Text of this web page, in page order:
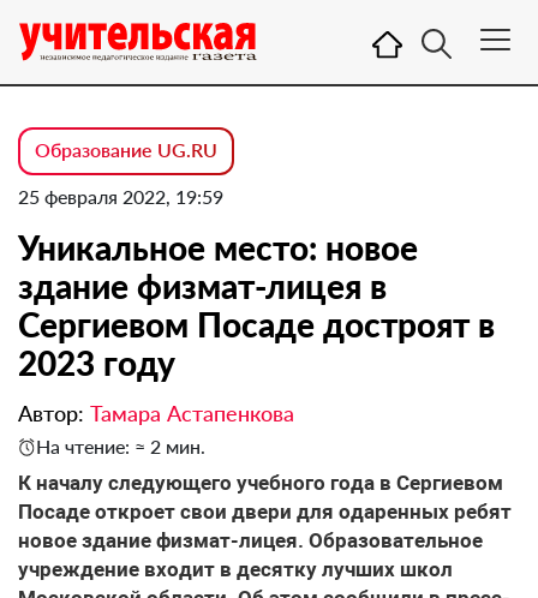
Образование UG.RU
25 февраля 2022, 19:59
Уникальное место: новое
здание физмат-лицея в
Сергиевом Посаде достроят в
2023 году
Автор: Тамара Астапенкова
На чтение: ≈ 2 мин.
К началу следующего учебного года в Сергиевом
Посаде откроет свои двери для одаренных ребят
новое здание физмат-лицея. Образовательное
учреждение входит в десятку лучших школ